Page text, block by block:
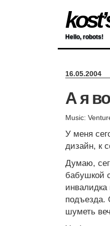
Hello, robots!
16.05.2004
А я
Music:
У меня
дизайн, к
Думаю,
бабушкой
подъезда.
шуметь